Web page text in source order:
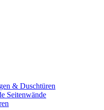
& Duschtüren
Seitenwände